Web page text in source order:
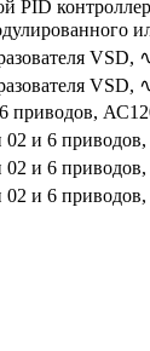
VSD,
VSD,
6 приводов,
02 и 6
02 и 6
02 и 6